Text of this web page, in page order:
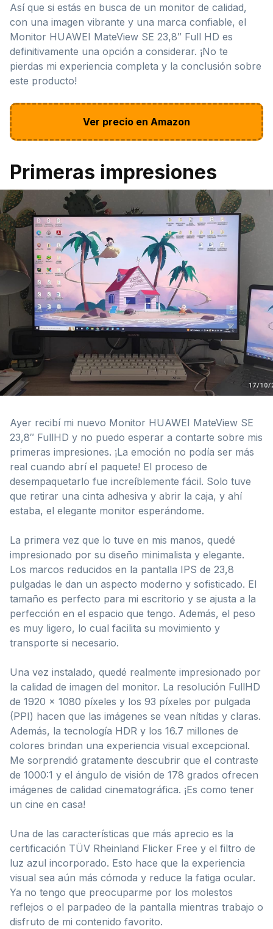
Así que si estás en busca de un monitor de calidad,
con una imagen vibrante y una marca confiable, el
Monitor HUAWEI MateView SE 23,8″ Full HD es
definitivamente una opción a considerar. ¡No te
pierdas mi experiencia completa y la conclusión sobre
este producto!
Ver precio en Amazon
Primeras impresiones
Ayer recibí mi nuevo Monitor HUAWEI MateView SE
23,8″ FullHD y no puedo esperar a contarte sobre mis
primeras impresiones. ¡La emoción no podía ser más
real cuando abrí el paquete! El proceso de
desempaquetarlo fue increíblemente fácil. Solo tuve
que retirar una cinta adhesiva y abrir la caja, y ahí
estaba, el elegante monitor esperándome.
La primera vez que lo tuve en mis manos, quedé
impresionado por su diseño minimalista y elegante.
Los marcos reducidos en la pantalla IPS de 23,8
pulgadas le dan un aspecto moderno y sofisticado. El
tamaño es perfecto para mi escritorio y se ajusta a la
perfección en el espacio que tengo. Además, el peso
es muy ligero, lo cual facilita su movimiento y
transporte si necesario.
Una vez instalado, quedé realmente impresionado por
la calidad de imagen del monitor. La resolución FullHD
de 1920 x 1080 píxeles y los 93 píxeles por pulgada
(PPI) hacen que las imágenes se vean nítidas y claras.
Además, la tecnología HDR y los 16.7 millones de
colores brindan una experiencia visual excepcional.
Me sorprendió gratamente descubrir que el contraste
de 1000:1 y el ángulo de visión de 178 grados ofrecen
imágenes de calidad cinematográfica. ¡Es como tener
un cine en casa!
Una de las características que más aprecio es la
certificación TÜV Rheinland Flicker Free y el filtro de
luz azul incorporado. Esto hace que la experiencia
visual sea aún más cómoda y reduce la fatiga ocular.
Ya no tengo que preocuparme por los molestos
reflejos o el parpadeo de la pantalla mientras trabajo o
disfruto de mi contenido favorito.